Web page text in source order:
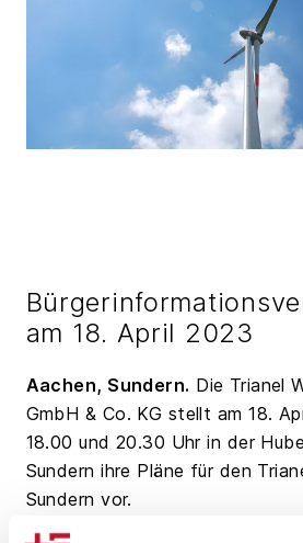
am 18. April 2023
Aachen, Sundern. Die Trianel
GmbH & Co. KG stellt am 18.
18.00 und 20.30 Uhr in der
Sundern ihre Pläne für den
Sundern vor.